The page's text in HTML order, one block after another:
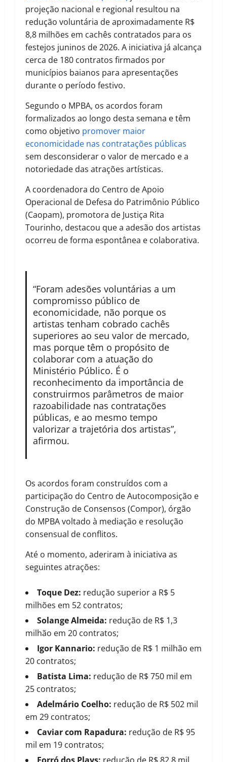
projeção nacional e regional resultou na
redução voluntária de aproximadamente R$
8,8 milhões em cachês contratados para os
festejos juninos de 2026. A iniciativa já alcança
cerca de 180 contratos firmados por
municípios baianos para apresentações
durante o período festivo.
Segundo o MPBA, os acordos foram
formalizados ao longo desta semana e têm
como objetivo promover maior
economicidade nas contratações públicas
sem desconsiderar o valor de mercado e a
notoriedade das atrações artísticas.
A coordenadora do Centro de Apoio
Operacional de Defesa do Patrimônio Público
(Caopam), promotora de Justiça Rita
Tourinho, destacou que a adesão dos artistas
ocorreu de forma espontânea e colaborativa.
“Foram adesões voluntárias a um
compromisso público de
economicidade, não porque os
artistas tenham cobrado cachês
superiores ao seu valor de mercado,
mas porque têm o propósito de
colaborar com a atuação do
Ministério Público. É o
reconhecimento da importância de
construirmos parâmetros de maior
razoabilidade nas contratações
públicas, e ao mesmo tempo
valorizar a trajetória dos artistas”,
afirmou.
Os acordos foram construídos com a
participação do Centro de Autocomposição e
Construção de Consensos (Compor), órgão
do MPBA voltado à mediação e resolução
consensual de conflitos.
Até o momento, aderiram à iniciativa as
seguintes atrações:
Toque Dez: redução superior a R$ 5
milhões em 52 contratos;
Solange Almeida: redução de R$ 1,3
milhão em 20 contratos;
Igor Kannario: redução de R$ 1 milhão em
20 contratos;
Batista Lima: redução de R$ 750 mil em
25 contratos;
Adelmário Coelho: redução de R$ 502 mil
em 29 contratos;
Caviar com Rapadura: redução de R$ 95
mil em 19 contratos;